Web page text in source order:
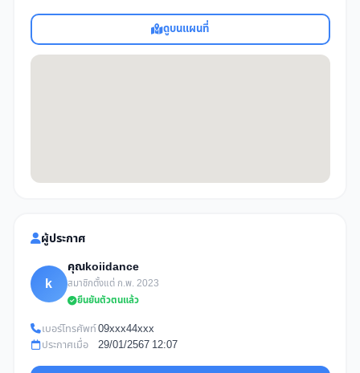
ดูบนแผนที่
ผู้ประกาศ
k
คุณkoiidance
สมาชิกตั้งแต่ ก.พ. 2023
ยืนยันตัวตนแล้ว
เบอร์โทรศัพท์09xxx44xxx
ประกาศเมื่อ
29/01/2567 12:07